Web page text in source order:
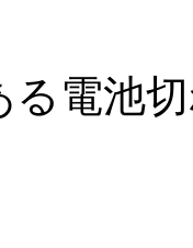
る電池